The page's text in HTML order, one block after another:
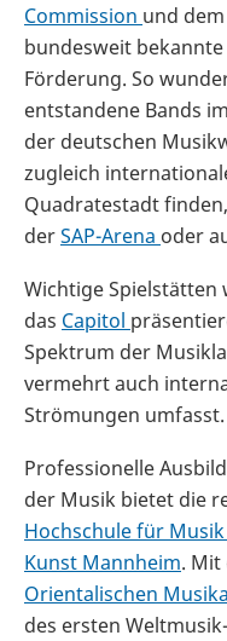
Commission und dem
bundesweit
Förderung. So
entstandene Bands
der deutschen
zugleich
Quadratestadt
derSAP-Arena oder
Wichtige Spielstätten
das Capitol
Spektrum der
vermehrt auch
Strömungen umfasst.
Professionelle
der Musik bietet die
Hochschule für
Kunst Mannheim. Mit
Orientalischen
des ersten